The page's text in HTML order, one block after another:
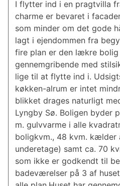
I flytter ind i en pragtvilla
charme er bevaret i
som minder om det gode
lagt i ejendommen fra
fire plan er den lækre
gennemgribende med
lige til at flytte ind i.
køkken-alrum er intet
blikket drages naturligt
Lyngby Sø. Boligen byder
m. gulvvarme i alle
boligkvm., 48 kvm. kælder
underetage) samt ca. 70
som ikke er godkendt til
badeværelser på 3 af